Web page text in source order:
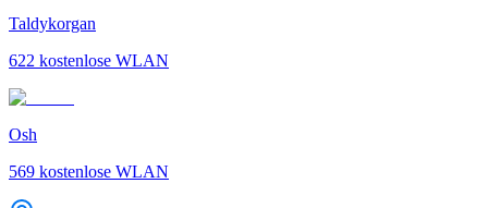
Taldykorgan
622 kostenlose WLAN
Osh
569 kostenlose WLAN